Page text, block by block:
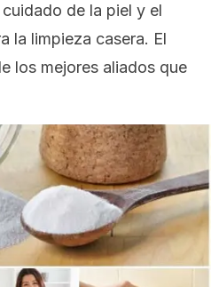
de la piel y el
la limpieza casera. El
los mejores aliados que